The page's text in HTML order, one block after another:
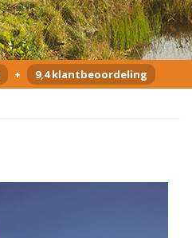
+ 9,4 klantbeoordeling